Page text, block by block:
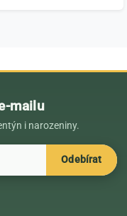
mailu
i narozeniny.
Odebírat